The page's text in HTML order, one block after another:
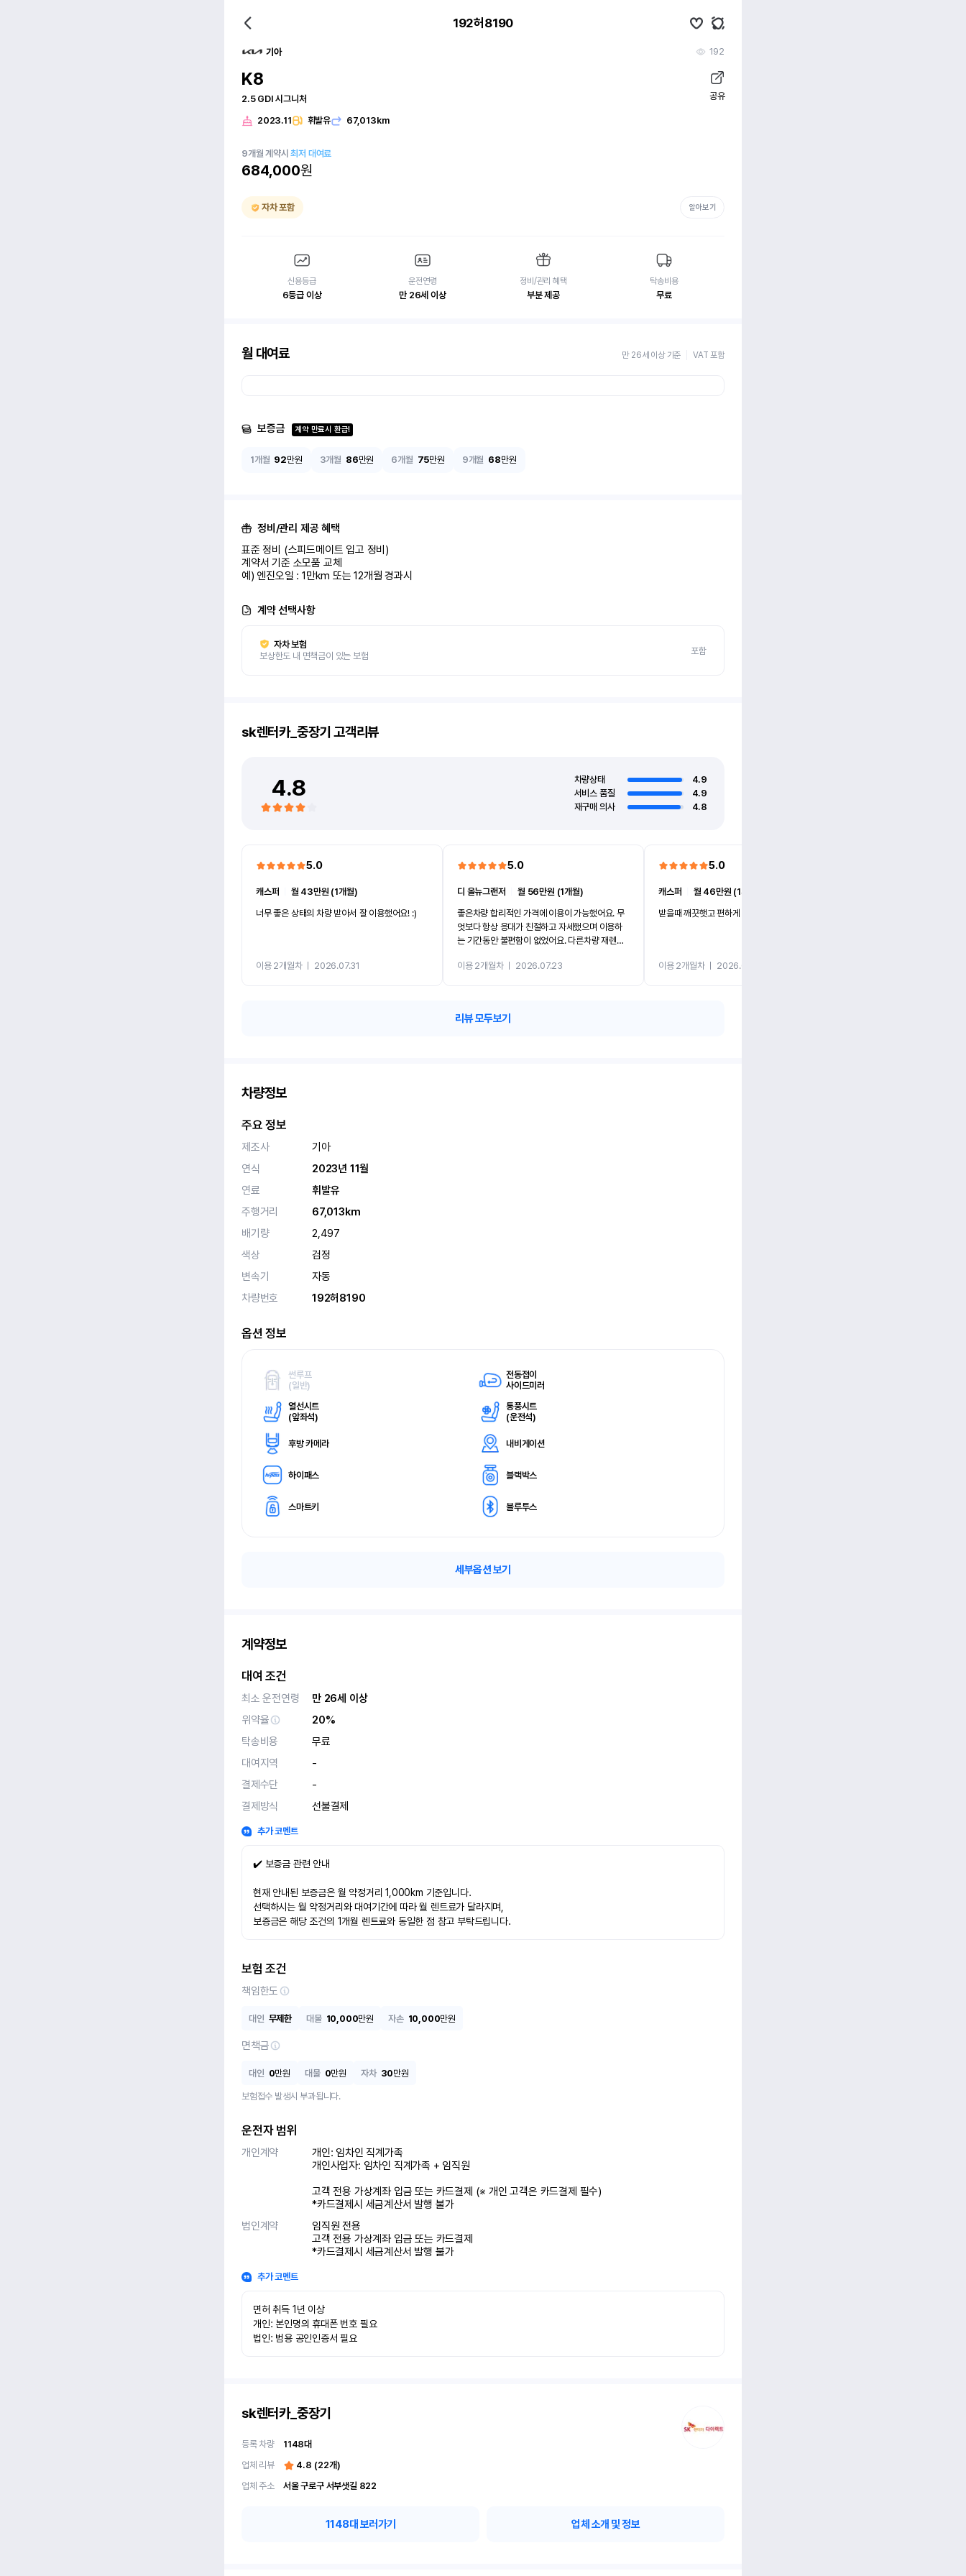
192허8190
기아 192
K8
2.5 GDI 시그니처 공유
2023.11 휘발유 67,013km
9개월 계약시최저 대여료
684,000원
자차 포함 알아보기
신용등급
6등급 이상
운전연령
만 26세 이상
정비/관리 혜택
부분 제공
탁송비용
무료
월 대여료 만 26세 이상 기준 VAT 포함
보증금 계약 만료시 환급!
1개월 92만원 3개월 86만원 6개월 75만원 9개월 68만원
정비/관리 제공 혜택
표준 정비 (스피드메이트 입고 정비)
계약서 기준 소모품 교체
예) 엔진오일 : 1만km 또는 12개월 경과시
계약 선택사항
자차 보험
보상한도 내 면책금이 있는 보험
포함
sk렌터카_중장기 고객리뷰
4.8 차량상태
4.9
서비스 품질
4.9
재구매 의사
4.8
5.0
캐스퍼
월 43만원 (1개월)
너무 좋은 상태의 차량 받아서 잘 이용했어요! :)
이용 2개월차ㅣ 2026.07.31
5.0
디 올뉴그랜저 ㅣ월 56만원 (1개월)
좋은차량 합리적인 가격에 이용이 가능했어요. 무
엇보다 항상 응대가 친절하고 자세했으며 이용하
는 기간동안 불편함이 없었어요. 다른차량 재렌트
카 렌트 고민없이 강추합니다!!
이용 2개월차ㅣ 2026.07.23
5.0
캐스퍼
월 46만원 (1개월)
받을때 깨끗햇고 편하게 잘이용했습니다!
이용 2개월차ㅣ 2026.07.08
리뷰 모두보기
차량정보
주요 정보
제조사
기아
연식
2023년 11월
연료
휘발유
주행거리
67,013km
배기량
2,497
색상
검정
변속기
자동
차량번호
192허8190
옵션 정보
썬루프
(일반)
전동접이
사이드미러
열선시트
(앞좌석)
통풍시트
(운전석)
후방 카메라 내비게이션
하이패스 블랙박스
스마트키 블루투스
세부옵션 보기
계약정보
대여 조건
최소 운전연령
만 26세 이상
위약율
20%
탁송비용
무료
대여지역
-
결제수단
-
결제방식
선불결제
추가 코멘트
✔️ 보증금 관련 안내
현재 안내된 보증금은 월 약정거리 1,000km 기준입니다.
선택하시는 월 약정거리와 대여기간에 따라 월 렌트료가 달라지며,
보증금은 해당 조건의 1개월 렌트료와 동일한 점 참고 부탁드립니다.
보험 조건
책임한도
대인 무제한 대물 10,000만원 자손 10,000만원
면책금
대인 0만원 대물 0만원 자차 30만원
보험접수 발생시 부과됩니다.
운전자 범위
개인계약
개인: 임차인 직계가족
개인사업자: 임차인 직계가족 + 임직원
고객 전용 가상계좌 입금 또는 카드결제 (※ 개인 고객은 카드결제 필수)
*카드결제시 세금계산서 발행 불가
법인계약
임직원 전용
고객 전용 가상계좌 입금 또는 카드결제
*카드결제시 세금계산서 발행 불가
추가 코멘트
면허 취득 1년 이상
개인: 본인명의 휴대폰 번호 필요
법인: 범용 공인인증서 필요
sk렌터카_중장기
등록 차량 1148대
업체 리뷰
4.8 (22개)
업체 주소
서울 구로구 서부샛길 822
1148대 보러가기 업체 소개 및 정보